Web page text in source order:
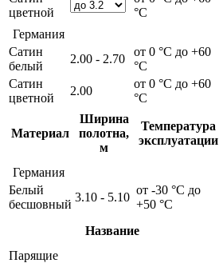
цветной
°С
Германия
Сатин
белый
2.00 - 2.70
от 0 °С до +60
°С
Сатин
цветной
2.00
от 0 °С до +60
°С
Материал
Ширина
полотна,
м
Температура
эксплуатации
Германия
Белый
бесшовный
3.10 - 5.10
от -30 °С до
+50 °С
Название
Парящие